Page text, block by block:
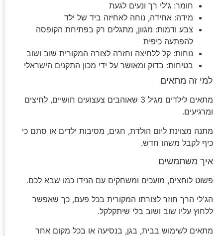
חומר: ג'לי רך ונעים לגעת
מידה: אחידה, נוחה לאחיזה ביד של ילד
צבע ודמות: מגוון, מתגלים רק בפתיחת הקופסה
להפתעה כיפית
נוחות: קל ללחיצה וחזרה לצורה המקורית שוב ושוב
בטיחות: בדוק ומאושר על ידי מכון התקנים הישראלי
למי זה מתאים
מתאים לילדים מגיל 3 שאוהבים צעצועים חושיים, לחיצים
ומרגיעים.
מתנה מצוינת ליום הולדת, חגים, מסיבות ילדים או סתם כי
כיף לקבל משהו חדש.
איך משתמשים
פשוט לוחצים, מועכים ומשחקים עם הנידו כמו שבא לכם.
הג'לי הרך חוזר לצורתו המקורית בכל פעם, כך שאפשר
ללחוץ עליו שוב ושוב בלי שיתקלקל.
מתאים לשימוש בבית, בגן, בנסיעה או בכל מקום אחר